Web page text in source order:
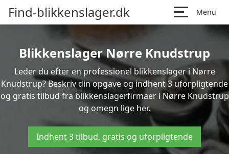
Find-blikkenslager.dk Menu
Blikkenslager Nørre Knudstrup
Leder du efter en professionel blikkenslager i Nørre
Knudstrup? Beskriv din opgave og indhent 3 uforpligtende
og gratis tilbud fra blikkenslagerfirmaer i Nørre Knudstrup
og omegn lige her.
Indhent 3 tilbud, gratis og uforpligtende